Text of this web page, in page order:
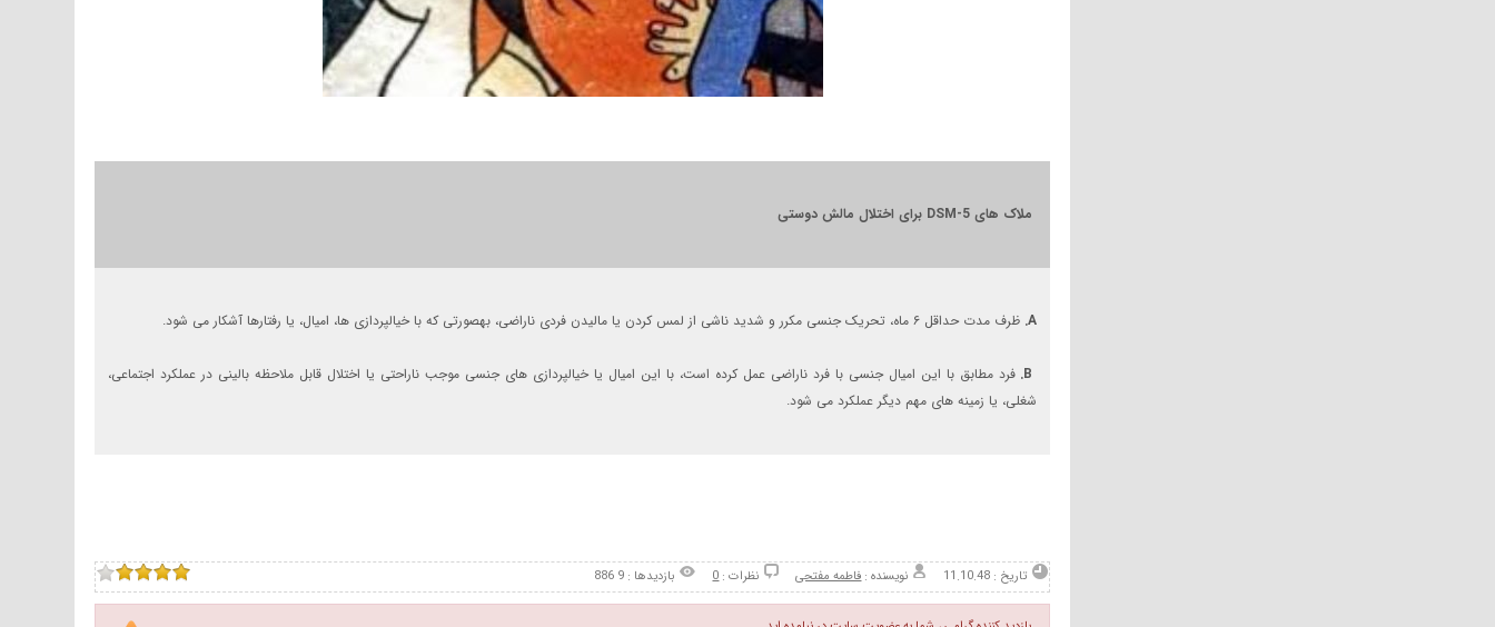
ملاک های 5-DSM برای اختلال مالش دوستی
A. ظرف مدت حداقل ۶ ماه، تحریک جنسی مکرر و شدید ناشی از لمس کردن یا مالیدن فردی ناراضی، بهصورتی که با خیالپردازی ها، امیال، یا رفتارها آشکار می شود.
B. فرد مطابق با این امیال جنسی با فرد ناراضی عمل کرده است، با این امیال یا خیالپردازی های جنسی موجب ناراحتی یا اختلال قابل ملاحظه بالینی در عملکرد اجتماعی،
شغلی، یا زمینه های مهم دیگر عملکرد می شود.
تاریخ : 11.10.48 نویسنده :فاطمه مفتحی نظرات :0 بازدیدها : 9 886